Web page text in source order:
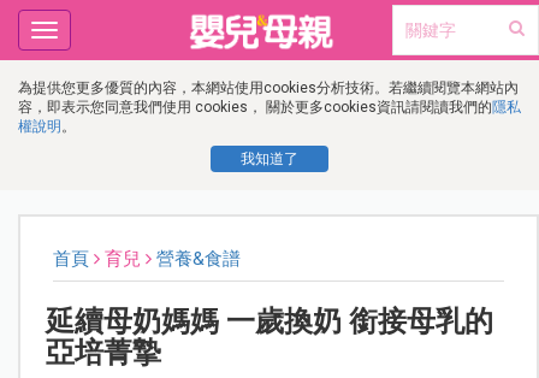
為提供您更多優質的內容，本網站使用cookies分析技術。若繼續閱覽本網站內
容，即表示您同意我們使用 cookies， 關於更多cookies資訊請閱讀我們的隱私
權說明 。
我知道了
Toggle
navigation
首頁 育兒 營養&食譜
延續母奶媽媽 一歲換奶 銜接母乳的
亞培菁摯